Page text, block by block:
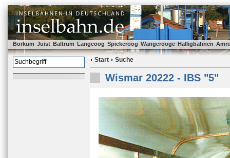
Borkum Juist Baltrum Langeoog Spiekeroog Wangerooge Halligbahnen
Start Suche
Wismar 20222 - IBS "5"